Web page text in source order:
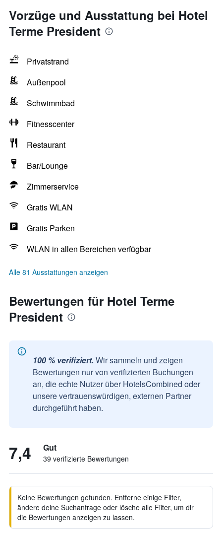
Vorzüge und Ausstattung bei Hotel
Terme President
Privatstrand
Außenpool
Schwimmbad
Fitnesscenter
Restaurant
Bar/Lounge
Zimmerservice
Gratis WLAN
Gratis Parken
WLAN in allen Bereichen verfügbar
Alle 81 Ausstattungen anzeigen
Bewertungen für Hotel Terme
President
100 % verifiziert. Wir sammeln und zeigen
Bewertungen nur von verifizierten Buchungen
an, die echte Nutzer über HotelsCombined oder
unsere vertrauenswürdigen, externen Partner
durchgeführt haben.
7,4 Gut
39 verifizierte Bewertungen
Keine Bewertungen gefunden. Entferne einige Filter,
ändere deine Suchanfrage oder lösche alle Filter, um dir
die Bewertungen anzeigen zu lassen.